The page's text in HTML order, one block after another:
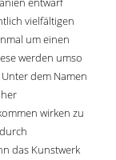
vielfältigen
um einen
werden umso
dem Namen
wirken zu
das Kunstwerk